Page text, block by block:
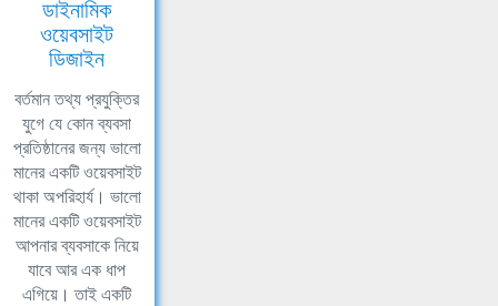
ডাইনামিক
ওয়েবসাইট
ডিজাইন
বর্তমান তথ্য প্রযুক্তির
যুগে যে কোন ব্যবসা
প্রতিষ্ঠানের জন্য ভালো
মানের একটি ওয়েবসাইট
থাকা অপরিহার্য। ভালো
মানের একটি ওয়েবসাইট
আপনার ব্যবসাকে নিয়ে
যাবে আর এক ধাপ
এগিয়ে। তাই একটি